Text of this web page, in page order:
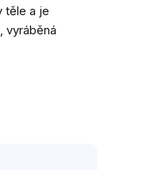
těle a je
vyráběná